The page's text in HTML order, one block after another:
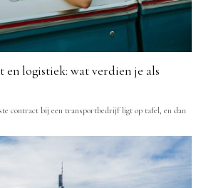
en logistiek: wat verdien je als
contract bij een transportbedrijf ligt op tafel, en dan